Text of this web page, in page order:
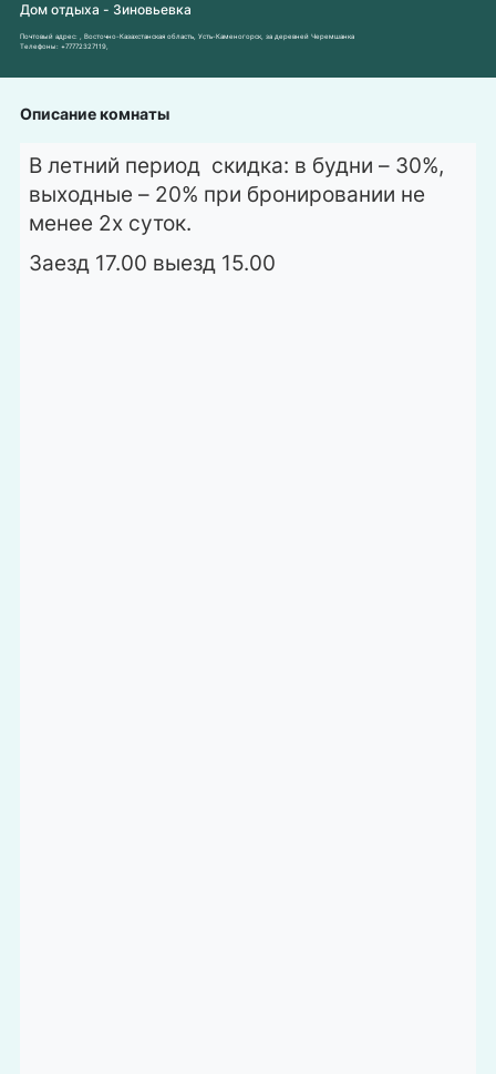
Дом отдыха - Зиновьевка
Почтовый адрес:
, Восточно-Казахстанская область, Усть-Каменогорск, за деревней Черемшанка
Телефоны: +77772327119
Описание комнаты